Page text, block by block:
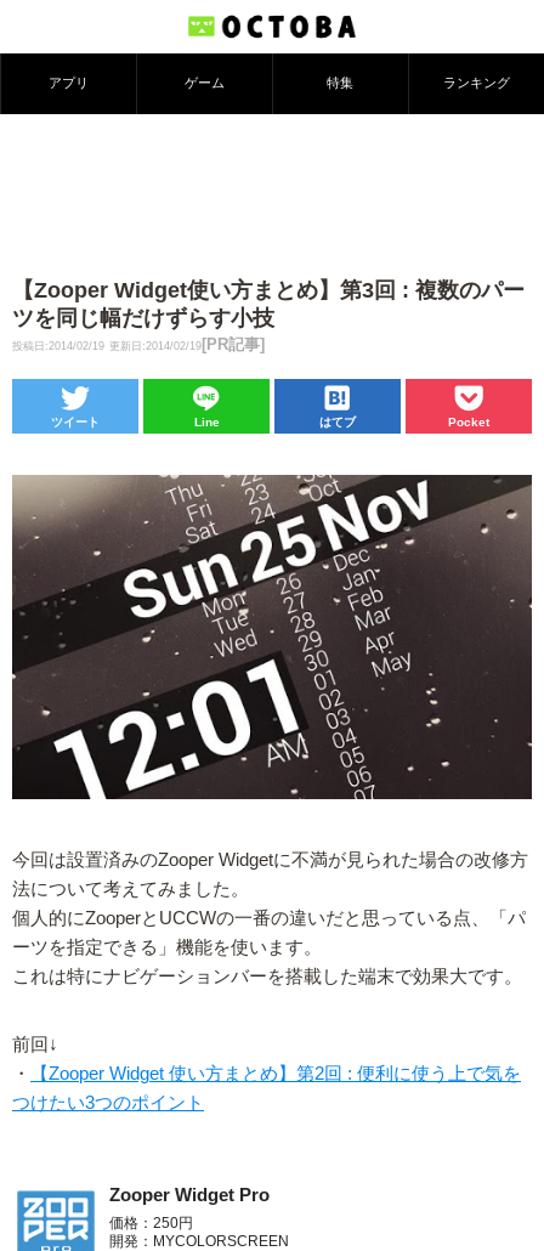
アプリ ゲーム 特集 ランキング
【Zooper Widget使い方まとめ】第3回 : 複数のパー
ツを同じ幅だけずらす小技
投稿日:2014/02/19 更新日:2014/02/19 [PR記事]
ツイート Line はてブ Pocket
今回は設置済みのZooper Widgetに不満が見られた場合の改修方
法について考えてみました。
個人的にZooperとUCCWの一番の違いだと思っている点、「パ
ーツを指定できる」機能を使います。
これは特にナビゲーションバーを搭載した端末で効果大です。
前回↓
・
【Zooper Widget 使い方まとめ】第2回 : 便利に使う上で気を
つけたい3つのポイント
Zooper Widget Pro
価格：250円
開発：MYCOLORSCREEN